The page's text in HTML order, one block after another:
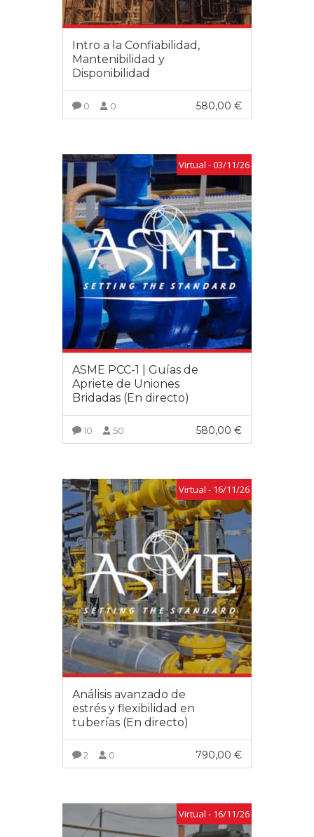
Intro a la Confiabilidad,
Mantenibilidad y
Disponibilidad
0 0 580,00 €
Virtual - 03/11/26
ASME PCC-1 | Guías de
Apriete de Uniones
Bridadas (En directo)
10 50 580,00 €
Virtual - 16/11/26
Análisis avanzado de
estrés y flexibilidad en
tuberías (En directo)
2 0 790,00 €
Virtual - 16/11/26